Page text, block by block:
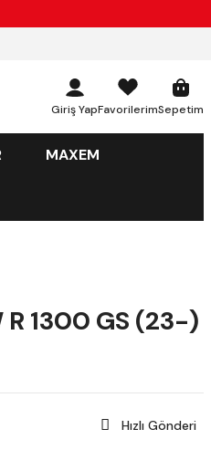
Giriş YapFavorilerimSepetim
MAXEM
1300 GS (23-)
Hızlı Gönderi